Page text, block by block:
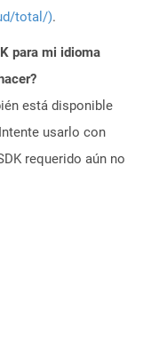
total/).
para mi idioma
está disponible
usarlo con
requerido aún no